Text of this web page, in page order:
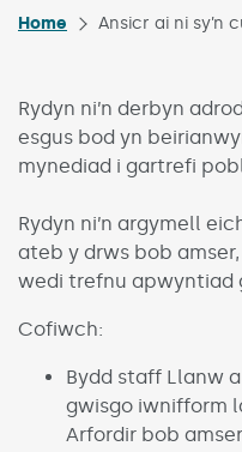
Home Ansicr ai ni sy’n
Rydyn ni’n derbyn
esgus bod yn
mynediad i gartrefi
Rydyn ni’n argymell
ateb y drws bob
wedi trefnu apwyntiad
Cofiwch:
Bydd staff Llanw
gwisgo iwnifform
Arfordir bob